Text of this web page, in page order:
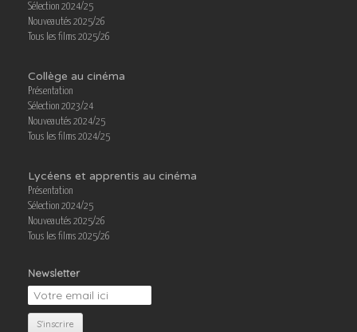
Sélection 2024/25
Nouveautés 2025/26
Tous les films 2025/26
Collège au cinéma
Présentation
Sélection 2023/24
Nouveautés 2024/25
Tous les films 2024/25
Lycéens et apprentis au cinéma
Présentation
Sélection 2024/25
Nouveautés 2025/26
Tous les films 2025/26
Newsletter